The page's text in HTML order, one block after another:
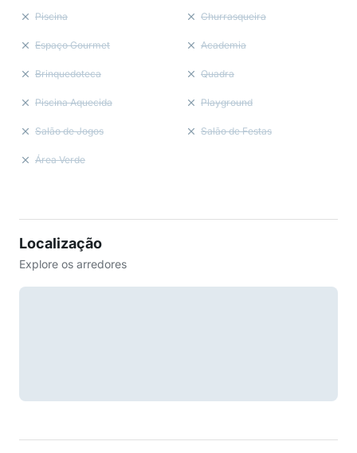
Piscina Churrasqueira
Espaço Gourmet Academia
Brinquedoteca Quadra
Piscina Aquecida Playground
Salão de Jogos Salão de Festas
Área Verde
Localização
Explore os arredores